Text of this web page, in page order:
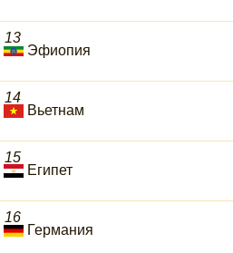
13
Эфиопия
14
Вьетнам
15
Египет
16
Германия